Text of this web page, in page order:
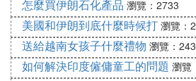
m Bay的維續，還增加了新的進
評價
HT公司HR經理評價說：「此次
怎麼買伊朗石化產品 瀏覽：2733
美國和伊朗到底什麼時候打 瀏覽：
送給越南女孩子什麼禮物 瀏覽：
如何解決印度僱傭童工的問題 瀏覽